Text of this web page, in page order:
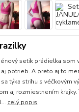
setik prádielka som
potrieb. A preto aj to
týka strihu s véčkovým
aj rozmiestnením
celý popis